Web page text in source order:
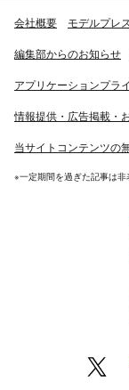
会社概要 モデルプレ
編集部からのお知らせ
アプリケーションプラ
情報提供・広告掲載・
当サイトコンテンツの
※一定期間を過ぎた記事は